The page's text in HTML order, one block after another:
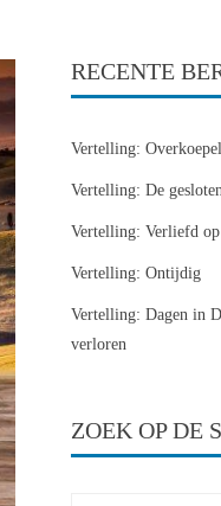
RECENTE
Vertelling:
Vertelling: De
Vertelling: Verliefd
Vertelling: Ontijdig
Vertelling: Dagen in
verloren
ZOEK OP DE